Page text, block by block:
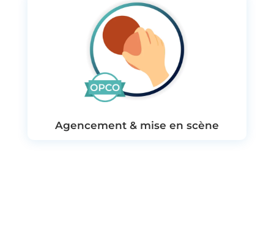
Agencement & mise en scène